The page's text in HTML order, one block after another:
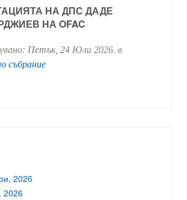
НА ДПС ДАДЕ
НА OFAC
Петък, 24 Юли 2026. в
събрание
2026
2026